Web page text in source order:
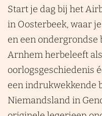
Start je dag bij het
in Oosterbeek, waar
en een ondergrondse
Arnhem herbeleeft
oorlogsgeschiedenis
een indrukwekkende
Niemandsland in